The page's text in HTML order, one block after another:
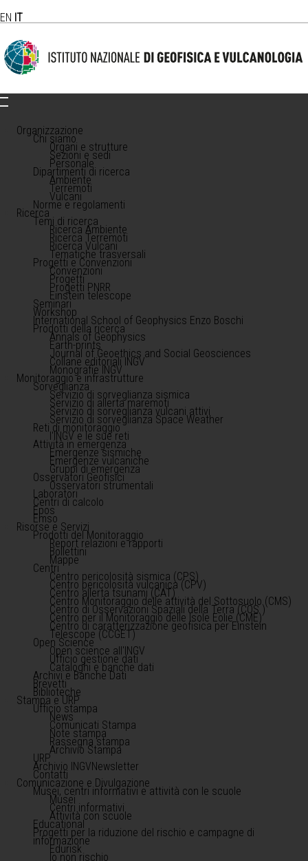
EN IT
Organizzazione
Chi siamo
Organi e strutture
Sezioni e sedi
Personale
Dipartimenti di ricerca
Ambiente
Terremoti
Vulcani
Norme e regolamenti
Ricerca
Temi di ricerca
Ricerca Ambiente
Ricerca Terremoti
Ricerca Vulcani
Tematiche trasversali
Progetti e Convenzioni
Convenzioni
Progetti
Progetti PNRR
Einstein telescope
Seminari
Workshop
International School of Geophysics Enzo Boschi
Prodotti della ricerca
Annals of Geophysics
Earth-prints
Journal of Geoethics and Social Geosciences
Collane editoriali INGV
Monografie INGV
Monitoraggio e infrastrutture
Sorveglianza
Servizio di sorveglianza sismica
Servizio di allerta maremoti
Servizio di sorveglianza vulcani attivi
Servizio di sorveglianza Space Weather
Reti di monitoraggio
l'INGV e le sue reti
Attività in emergenza
Emergenze sismiche
Emergenze vulcaniche
Gruppi di emergenza
Osservatori Geofisici
Osservatori strumentali
Laboratori
Centri di calcolo
Epos
Emso
Risorse e Servizi
Prodotti del Monitoraggio
Report relazioni e rapporti
Bollettini
Mappe
Centri
Centro pericolosità sismica (CPS)
Centro pericolosità vulcanica (CPV)
Centro allerta tsunami (CAT)
Centro Monitoraggio delle attività del Sottosuolo (CMS)
Centro di Osservazioni Spaziali della Terra (COS )
Centro per il Monitoraggio delle Isole Eolie (CME)
Centro di caratterizzazione geofisica per Einstein
Telescope (CCGET)
Open Science
Open science all'INGV
Ufficio gestione dati
Cataloghi e banche dati
Archivi e Banche Dati
Brevetti
Biblioteche
Stampa e URP
Ufficio stampa
News
Comunicati Stampa
Note stampa
Rassegna stampa
Archivio Stampa
URP
Archivio INGVNewsletter
Contatti
Comunicazione e Divulgazione
Musei, centri informativi e attività con le scuole
Musei
Centri informativi
Attività con scuole
Educational
Progetti per la riduzione del rischio e campagne di
informazione
Edurisk
Io non rischio